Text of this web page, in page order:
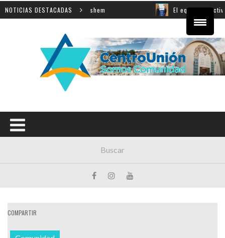
NOTICIAS DESTACADAS
de la Shoá en Yad Vashem El equipo directivo
COMPARTIR